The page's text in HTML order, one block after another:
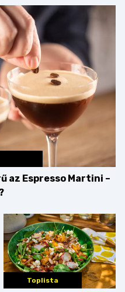
az Espresso Martini –
Toplista